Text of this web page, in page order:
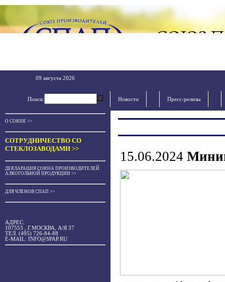
09 августа 2026
Поиск: Новости Пресс-релизы
О СОЮЗЕ >>
СОТРУДНИЧЕСТВО СО
СТЕКЛОЗАВОДАМИ >>
ДЕКЛАРАЦИЯ СОЮЗА ПРОИЗВОДИТЕЛЕЙ
АЛКОГОЛЬНОЙ ПРОДУКЦИИ >>
ДЛЯ ЧЛЕНОВ СПАП >>
АДРЕС:
107553 , Г.МОСКВА, А/Я 37
ТЕЛ. (495) 726-84-88
E-MAIL: INFO@SPAP.RU
15.06.2024